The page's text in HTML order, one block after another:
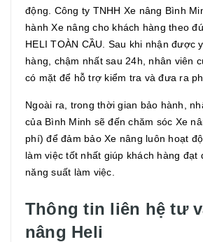
động. Công ty TNHH Xe nâng Bình
hành Xe nâng cho khách hàng theo
HELI TOÀN CẦU. Sau khi nhận được
hàng, chậm nhất sau 24h, nhân viên
có mặt để hỗ trợ kiểm tra và đưa ra
Ngoài ra, trong thời gian bảo hành,
của Bình Minh sẽ đến chăm sóc Xe
phí) để đảm bảo Xe nâng luôn hoạt
làm việc tốt nhất giúp khách hàng đạt
năng suất làm việc.
Thông tin liên hệ tư
nâng Heli